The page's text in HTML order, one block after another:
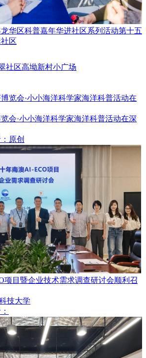
龙华区科普嘉年华进社区系列活动第十五
区
社区高坳新村小广场
会·小小海洋科学家海洋科普活动在深
原创
项目暨企业技术需求调查研讨会顺利召
技大学